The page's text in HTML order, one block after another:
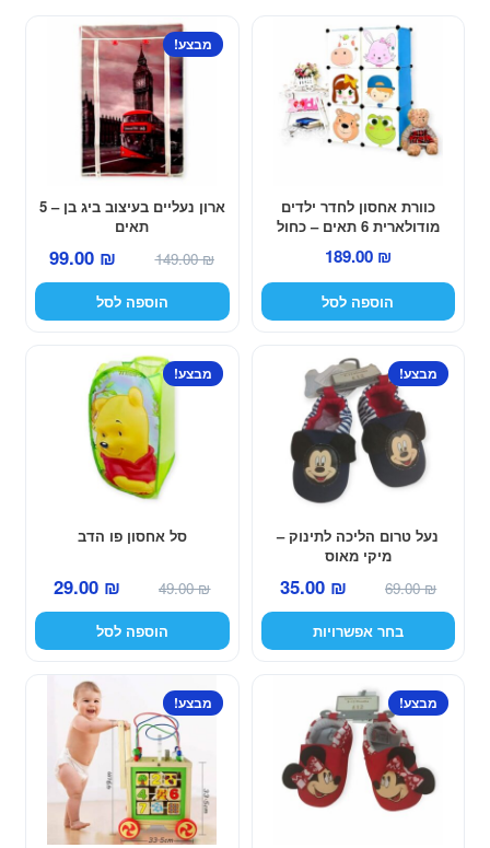
כוורת אחסון לחדר ילדים
מודולארית 6 תאים – כחול
189.00 ₪
הוספה לסל
ארון נעליים בעיצוב ביג בן – 5
תאים
מבצע!
149.00₪
המחיר
המקורי
היה:
99.00 ₪
המחיר
הנוכחי
הוא:
הוספה לסל
נעל טרום הליכה לתינוק –
מיקי מאוס
מבצע!
69.00₪
המחיר
המקורי
היה:
35.00 ₪
המחיר
הנוכחי
הוא:
בחר אפשרויות
למוצר
מספר
סוגים.
האפשרויות
סל אחסון פו הדב
מבצע!
49.00₪
המחיר
המקורי
היה:
29.00 ₪
המחיר
הנוכחי
הוא:
הוספה לסל
מבצע!
למוצר
מספר
סוגים.
מבצע!